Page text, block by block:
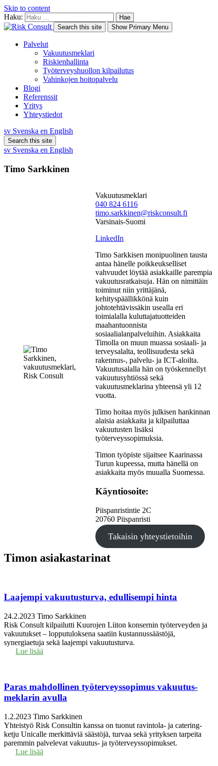
Skip to content
Haku:
Search this site Show Primary Menu
Palvelut
Vakuutusmeklari
Riskienhallinta
Työterveyshuollon kilpailutus
Vahinkojen hoitopalvelu
Blogi
Referenssit
Yritys
Yhteystiedot
sv Svenska en English
Search this site
sv Svenska en English
Timo Sarkkinen
Vakuutusmeklari
040 824 6116
timo.sarkkinen@riskconsult.fi
Varsinais-Suomi
LinkedIn
Timo Sarkkisen monipuolinen tausta
antaa hänelle poikkeukselliset
vahvuudet löytää asiakkaille parempia
vakuutusratkaisuja. Hän on nimittäin
toiminut niin yrittäjänä,
kehityspäällikkönä kuin
johtotehtävissäkin usealla eri
toimialalla kuluttajatuotteiden
maahantuonnista
sosiaalialanpalveluihin. Asiakkaita
Timolla on muun muassa sosiaali- ja
terveysalalta, teollisuudesta sekä
rakennus-, palvelu- ja ICT-aloilta.
Vakuutusalalla hän on työskennellyt
vakuutusyhtiössä sekä
vakuutusmeklarina yhteensä yli 12
vuotta.
Timo hoitaa myös julkisen hankinnan
alaisia asiakkaita ja kilpailuttaa
vakuutusten lisäksi
työterveyssopimuksia.
Timon työpiste sijaitsee Kaarinassa
Turun kupeessa, mutta hänellä on
asiakkaita myös muualla Suomessa.
Käyntiosoite:
Piispanristintie 2C
20760 Piispanristi
Takaisin yhteystietoihin
Timon asiakastarinat
Laajempi vakuutusturva, edullisempi hinta
24.2.2023 Timo Sarkkinen
Risk Consult kilpailutti Kuurojen Liiton konsernin työterveyden ja
vakuutukset – lopputuloksena saatiin kustannussäästöjä,
synergiaetuja sekä laajempi vakuutusturva.
Lue lisää
Paras mahdollinen työterveys­sopimus vakuutus­
meklarin avulla
1.2.2023 Timo Sarkkinen
Yhteistyö Risk Consultin kanssa on tuonut ravintola- ja catering-
ketju Unicalle merkittäviä säästöjä, turvaa sekä yrityksen tarpeita
paremmin palvelevat vakuutus- ja työterveyssopimukset.
Lue lisää